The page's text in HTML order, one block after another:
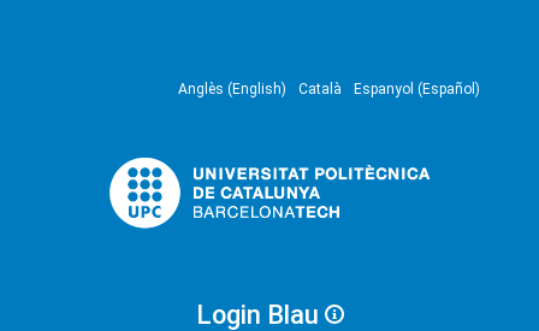
Anglès (English) Català Espanyol (Español)
Login Blau